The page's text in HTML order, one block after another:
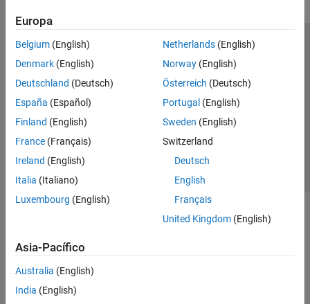
Europa
Belgium (English)
Denmark (English)
Deutschland (Deutsch)
España (Español)
Finland (English)
France (Français)
Ireland (English)
Italia (Italiano)
Luxembourg (English)
Netherlands(English)
Norway(English)
Österreich (Deutsch)
Portugal (English)
Sweden (English)
Switzerland
Deutsch
English
Français
United Kingdom(English)
Asia-Pacífico
Australia (English)
India (English)
Centro de confianza
Marcas comerciales
Política de privacidad
Antipiratería
Estado de las aplicaciones
Información de contacto
© 1994-2026 The MathWorks, Inc.